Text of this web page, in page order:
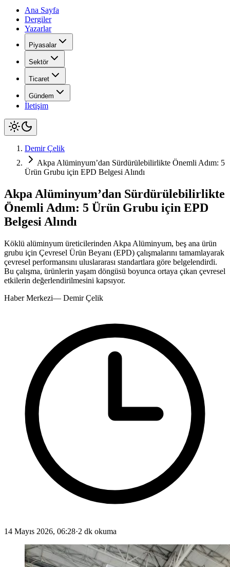
Ana Sayfa
Dergiler
Yazarlar
Piyasalar
Sektör
Ticaret
Gündem
İletişim
Demir Çelik
Akpa Alüminyum’dan Sürdürülebilirlikte Önemli Adım: 5
Ürün Grubu için EPD Belgesi Alındı
Akpa Alüminyum’dan Sürdürülebilirlikte
Önemli Adım: 5 Ürün Grubu için EPD
Belgesi Alındı
Köklü alüminyum üreticilerinden Akpa Alüminyum, beş ana ürün
grubu için Çevresel Ürün Beyanı (EPD) çalışmalarını tamamlayarak
çevresel performansını uluslararası standartlara göre belgelendirdi.
Bu çalışma, ürünlerin yaşam döngüsü boyunca ortaya çıkan çevresel
etkilerin değerlendirilmesini kapsıyor.
Haber Merkezi— Demir Çelik
14 Mayıs 2026, 06:28·2 dk okuma